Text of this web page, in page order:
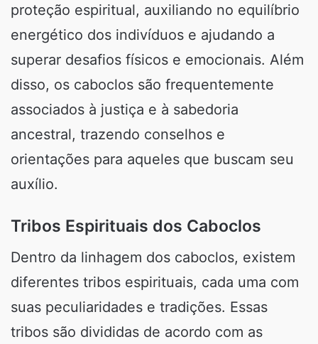
proteção espiritual, auxiliando no equilíbrio
energético dos indivíduos e ajudando a
superar desafios físicos e emocionais. Além
disso, os caboclos são frequentemente
associados à justiça e à sabedoria
ancestral, trazendo conselhos e
orientações para aqueles que buscam seu
auxílio.
Tribos Espirituais dos Caboclos
Dentro da linhagem dos caboclos, existem
diferentes tribos espirituais, cada uma com
suas peculiaridades e tradições. Essas
tribos são divididas de acordo com as